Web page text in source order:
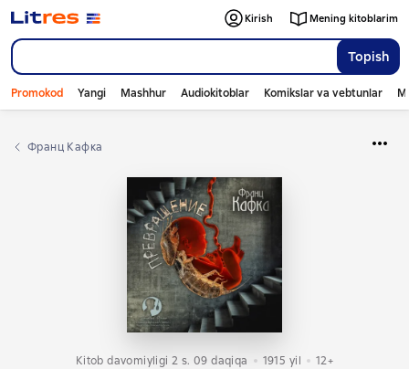
Topish
Kirish Mening kitoblarim
Promokod Yangi Mashhur Audiokitoblar Komikslar va vebtunlar
Франц Кафка
Kitob davomiyligi 2 s. 09 daqiqa 1915 yil 12+